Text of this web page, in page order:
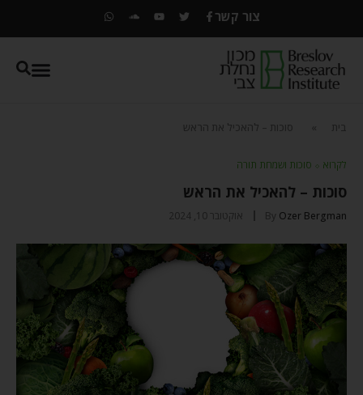
צור קשר
בית סוכות – להאכיל את הראש
לקרוא ⬦ סוכות ושמחת תורה
סוכות – להאכיל את הראש
By Ozer Bergman אוקטובר 10, 2024